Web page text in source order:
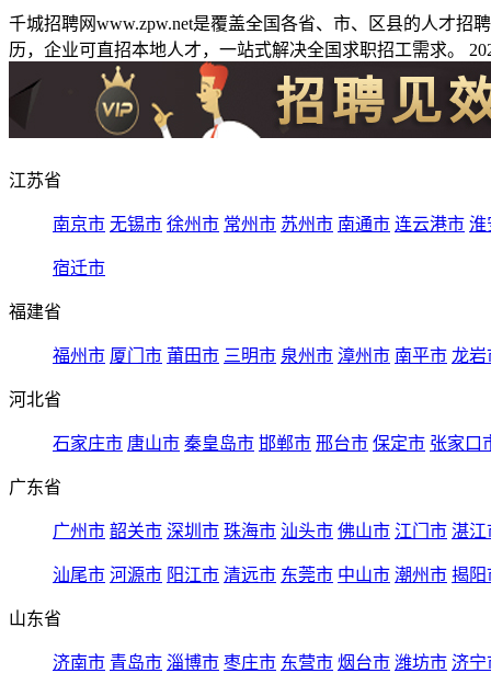
千城招聘网www.zpw.net是覆盖全国各省、市、区县的人才
历，企业可直招本地人才，一站式解决全国求职招工需求。
江苏省
南京市 无锡市 徐州市 常州市 苏州市 南通市 连云港市 淮
宿迁市
福建省
福州市 厦门市 莆田市 三明市 泉州市 漳州市 南平市 龙岩
河北省
石家庄市 唐山市 秦皇岛市 邯郸市 邢台市 保定市 张家口
广东省
广州市 韶关市 深圳市 珠海市 汕头市 佛山市 江门市 湛江
汕尾市 河源市 阳江市 清远市 东莞市 中山市 潮州市 揭阳
山东省
济南市 青岛市 淄博市 枣庄市 东营市 烟台市 潍坊市 济宁